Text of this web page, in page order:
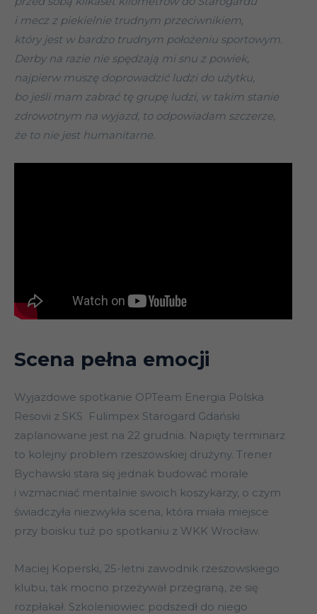
i mecz z piekielnie trudnym przeciwnikiem,
który jest w bardzo trudnym położeniu sportowym.
Derby na razie nie spędzają mi snu z powiek,
najpierw muszę doprowadzić ludzi do użytku,
bo jeśli mam zabrać tę grupę ludzi, w takim stanie
zdrowotnym na wyjazd, to odpowiadam szczerze,
że to nie jest humanitarne.
Scena pełna emocji
Wyjazdowe spotkanie OPTeam Energia Polska
Resovii z SKS Fulimpex Starogard Gdański
zaplanowane jest na 22 grudnia. Napięty terminarz
to kolejny problem rzeszowskiej drużyny. Trener
Bychawski stara się jednak budować morale
i wzmacniać mentalnie swoich koszykarzy, o czym
świadczyła niezwykła scena, która miała miejsce
przy boisku tuż po spotkaniu z WKK Wrocław.
Maciej Koperski, 25-letni zawodnik rzeszowskiego
klubu, tak mocno przeżywał przegraną, że się
rozpłakał. Szkoleniowiec podszedł do niego